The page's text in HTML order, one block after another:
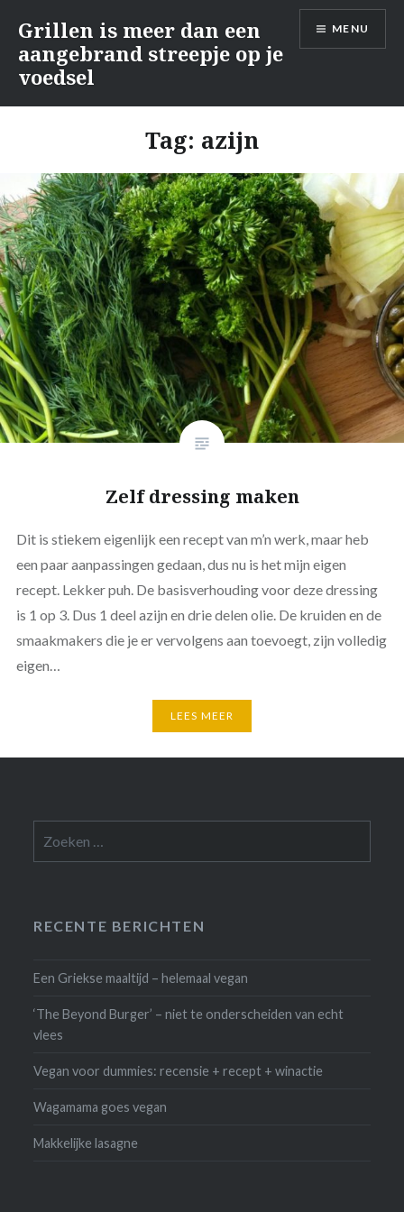
inhoud
springen
Grillen is meer dan een
aangebrand streepje op je
voedsel
MENU
Tag: azijn
Zelf dressing maken
Dit is stiekem eigenlijk een recept van m’n werk, maar heb
een paar aanpassingen gedaan, dus nu is het mijn eigen
recept. Lekker puh. De basisverhouding voor deze dressing
is 1 op 3. Dus 1 deel azijn en drie delen olie. De kruiden en de
smaakmakers die je er vervolgens aan toevoegt, zijn volledig
eigen…
LEES MEER
naar:
RECENTE BERICHTEN
Een Griekse maaltijd – helemaal vegan
‘The Beyond Burger’ – niet te onderscheiden van echt
vlees
Vegan voor dummies: recensie + recept + winactie
Wagamama goes vegan
Makkelijke lasagne